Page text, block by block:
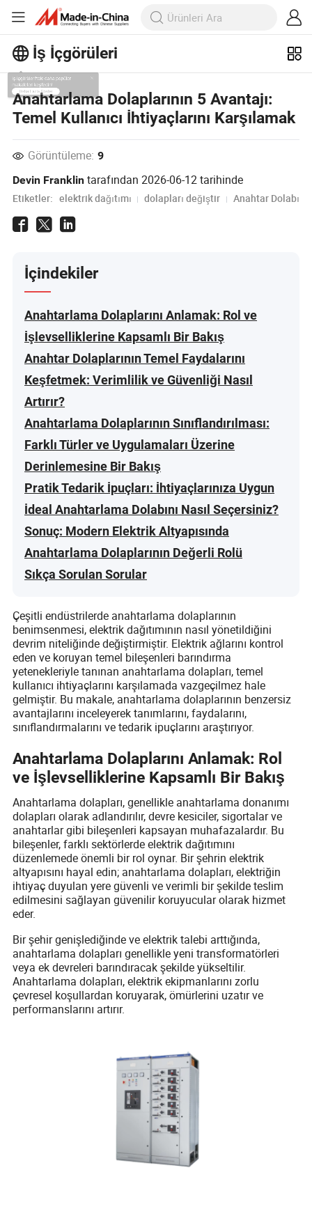
İş İçgörüleri
İş İçgörüleri'taki daha popüler
makaleleri keşfedin!
Daha Fazla Göster
Anahtarlama Dolaplarının 5 Avantajı:
Temel Kullanıcı İhtiyaçlarını Karşılamak
Görüntüleme: 9
Devin Franklin tarafından2026-06-12tarihinde
Etiketler: elektrik dağıtımı dolapları değiştir Anahtar Dolabı
İçindekiler
Anahtarlama Dolaplarını Anlamak: Rol ve
İşlevselliklerine Kapsamlı Bir Bakış
Anahtar Dolaplarının Temel Faydalarını
Keşfetmek: Verimlilik ve Güvenliği Nasıl
Artırır?
Anahtarlama Dolaplarının Sınıflandırılması:
Farklı Türler ve Uygulamaları Üzerine
Derinlemesine Bir Bakış
Pratik Tedarik İpuçları: İhtiyaçlarınıza Uygun
İdeal Anahtarlama Dolabını Nasıl Seçersiniz?
Sonuç: Modern Elektrik Altyapısında
Anahtarlama Dolaplarının Değerli Rolü
Sıkça Sorulan Sorular
Çeşitli endüstrilerde anahtarlama dolaplarının
benimsenmesi, elektrik dağıtımının nasıl yönetildiğini
devrim niteliğinde değiştirmiştir. Elektrik ağlarını kontrol
eden ve koruyan temel bileşenleri barındırma
yetenekleriyle tanınan anahtarlama dolapları, temel
kullanıcı ihtiyaçlarını karşılamada vazgeçilmez hale
gelmiştir. Bu makale, anahtarlama dolaplarının benzersiz
avantajlarını inceleyerek tanımlarını, faydalarını,
sınıflandırmalarını ve tedarik ipuçlarını araştırıyor.
Anahtarlama Dolaplarını Anlamak: Rol
ve İşlevselliklerine Kapsamlı Bir Bakış
Anahtarlama dolapları, genellikle anahtarlama donanımı
dolapları olarak adlandırılır, devre kesiciler, sigortalar ve
anahtarlar gibi bileşenleri kapsayan muhafazalardır. Bu
bileşenler, farklı sektörlerde elektrik dağıtımını
düzenlemede önemli bir rol oynar. Bir şehrin elektrik
altyapısını hayal edin; anahtarlama dolapları, elektriğin
ihtiyaç duyulan yere güvenli ve verimli bir şekilde teslim
edilmesini sağlayan güvenilir koruyucular olarak hizmet
eder.
Bir şehir genişlediğinde ve elektrik talebi arttığında,
anahtarlama dolapları genellikle yeni transformatörleri
veya ek devreleri barındıracak şekilde yükseltilir.
Anahtarlama dolapları, elektrik ekipmanlarını zorlu
çevresel koşullardan koruyarak, ömürlerini uzatır ve
performanslarını artırır.